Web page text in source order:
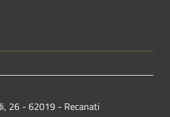
26 - 62019 - Recanati